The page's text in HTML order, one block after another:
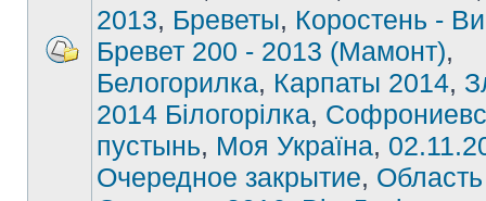
2013, Бреветы, Коростень -
Бревет 200 - 2013 (Мамонт),
Белогорилка, Карпаты 2014,
2014 Білогорілка,
пустынь, Моя Україна,
Очередное закрытие,